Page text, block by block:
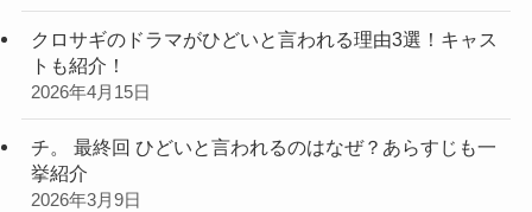
クロサギのドラマがひどいと言われる理由3選！キャス
トも紹介！
2026年4月15日
チ。 最終回 ひどいと言われるのはなぜ？あらすじも一
挙紹介
2026年3月9日